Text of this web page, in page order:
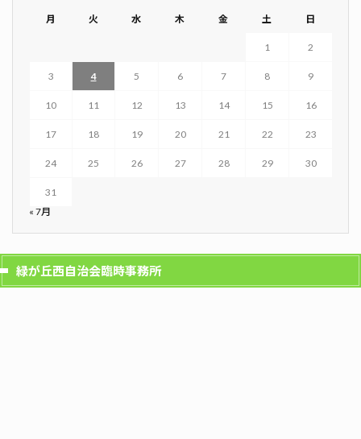
月 火 水 木 金 土 日
1 2
3 4 5 6 7 8 9
10 11 12 13 14 15 16
17 18 19 20 21 22 23
24 25 26 27 28 29 30
31
« 7月
緑が丘西自治会臨時事務所